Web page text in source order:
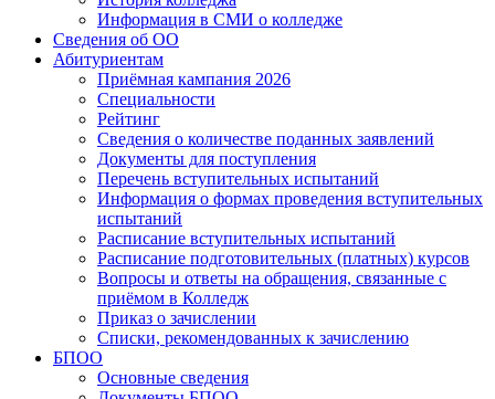
Информация в СМИ о колледже
Сведения об ОО
Абитуриентам
Приёмная кампания 2026
Специальности
Рейтинг
Сведения о количестве поданных заявлений
Документы для поступления
Перечень вступительных испытаний
Информация о формах проведения вступительных
испытаний
Расписание вступительных испытаний
Расписание подготовительных (платных) курсов
Вопросы и ответы на обращения, связанные с
приёмом в Колледж
Приказ о зачислении
Списки, рекомендованных к зачислению
БПОО
Основные сведения